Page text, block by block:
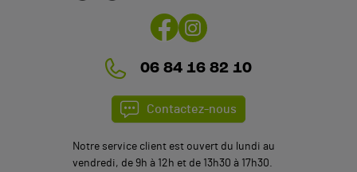
06 84 16 82 10
Contactez-nous
Notre service client est ouvert du lundi au
vendredi, de 9h à 12h et de 13h30 à 17h30.